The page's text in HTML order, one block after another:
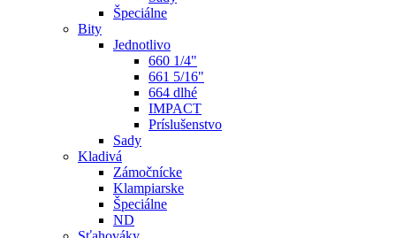
Špeciálne
Bity
Jednotlivo
660 1/4"
661 5/16"
664 dlhé
IMPACT
Príslušenstvo
Sady
Kladivá
Zámočnícke
Klampiarske
Špeciálne
ND